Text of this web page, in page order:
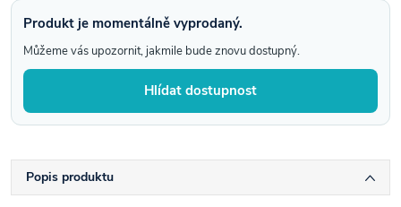
Produkt je momentálně vyprodaný.
Můžeme vás upozornit, jakmile bude znovu dostupný.
Hlídat dostupnost
Popis produktu